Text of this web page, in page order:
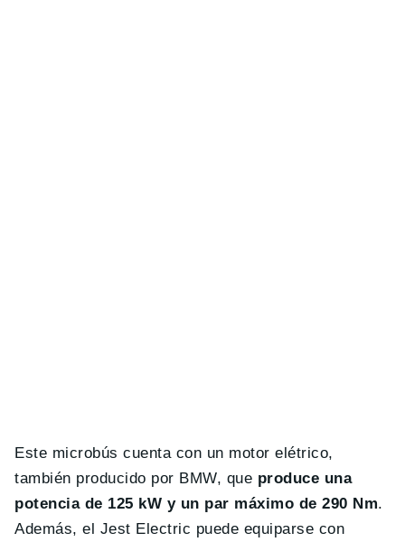
Este microbús cuenta con un motor elétrico,
también producido por BMW, que produce una
potencia de 125 kW y un par máximo de 290 Nm.
Además, el Jest Electric puede equiparse con